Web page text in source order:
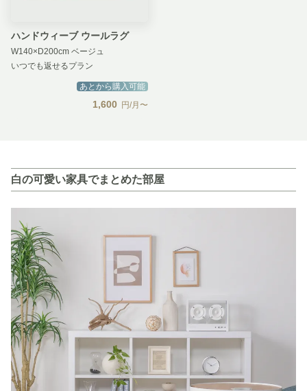
ハンドウィーブ ウールラグ
W140×D200cm ベージュ
いつでも返せるプラン
あとから購入可能
1,600 円/月〜
白の可愛い家具でまとめた部屋